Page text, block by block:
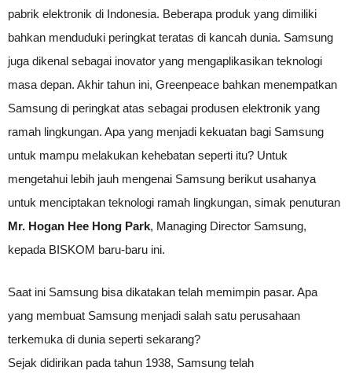
pabrik elektronik di Indonesia. Beberapa produk yang dimiliki
bahkan menduduki peringkat teratas di kancah dunia. Samsung
juga dikenal sebagai inovator yang mengaplikasikan teknologi
masa depan. Akhir tahun ini, Greenpeace bahkan menempatkan
Samsung di peringkat atas sebagai produsen elektronik yang
ramah lingkungan. Apa yang menjadi kekuatan bagi Samsung
untuk mampu melakukan kehebatan seperti itu? Untuk
mengetahui lebih jauh mengenai Samsung berikut usahanya
untuk menciptakan teknologi ramah lingkungan, simak penuturan
Mr. Hogan Hee Hong Park, Managing Director Samsung,
kepada BISKOM baru-baru ini.
Saat ini Samsung bisa dikatakan telah memimpin pasar. Apa
yang membuat Samsung menjadi salah satu perusahaan
terkemuka di dunia seperti sekarang?
Sejak didirikan pada tahun 1938, Samsung telah